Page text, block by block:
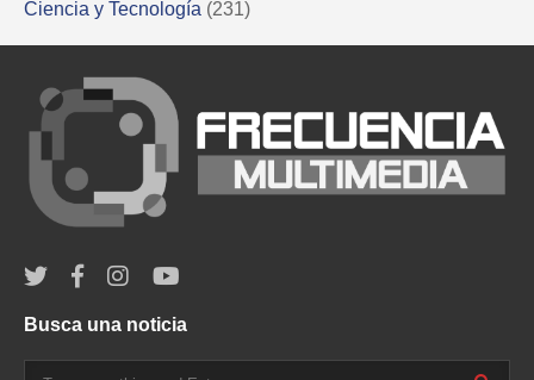
Ciencia y Tecnología (231)
Busca una noticia